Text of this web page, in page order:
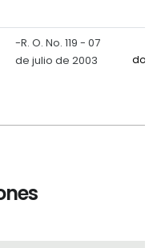
-R. O. No. 119 - 07
de julio de 2003